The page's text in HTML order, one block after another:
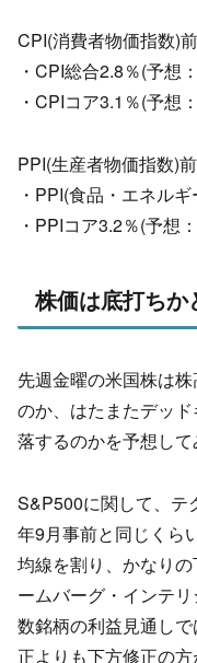
CPI(消費者物価指数)
・CPI総合2.8％(予想
・CPIコア3.1％(予想
PPI(生産者物価指数)前
・PPI(食品・エネル
・PPIコア3.2％(予想
株価は底打ちか
先週金曜の米国株は
のか、はたまたデッ
落するのかを予想して
S&P500に関して、テ
年9月事前と同じくら
均線を割り、かなり
ームバーグ・インテ
数銘柄の利益見通し
正よりも下方修正の